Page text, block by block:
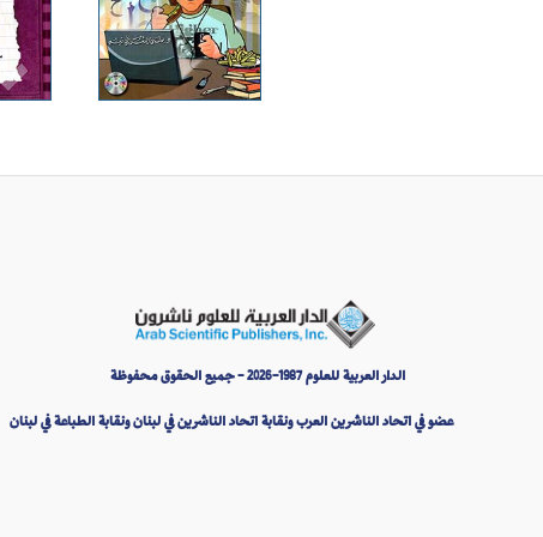
الدار العربية للعلوم 1987-2026 - جميع الحقوق محفوظة
عضو في اتحاد الناشرين العرب ونقابة اتحاد الناشرين في لبنان ونقابة الطباعة في لبنان